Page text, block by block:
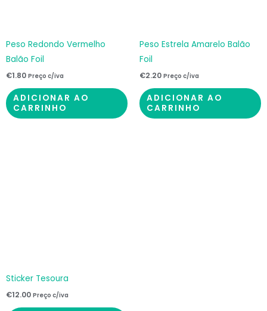
Peso Redondo Vermelho
Balão Foil
€1.80 Preço c/iva
ADICIONAR AO
CARRINHO
Peso Estrela Amarelo Balão
Foil
€2.20 Preço c/iva
ADICIONAR AO
CARRINHO
Sticker Tesoura
€12.00 Preço c/iva